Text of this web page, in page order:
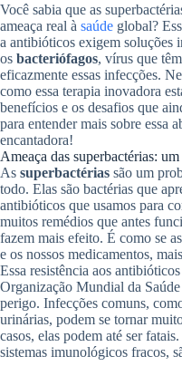
Você sabia que as
ameaça real à saúde global?
a antibióticos exigem soluções
os bacteriófagos, vírus que
eficazmente essas infecções.
como essa terapia inovadora
benefícios e os desafios que
para entender mais sobre essa
encantadora!
Ameaça das superbactérias:
As superbactérias são um
todo. Elas são bactérias que
antibióticos que usamos para
muitos remédios que antes
fazem mais efeito. É como se
e os nossos medicamentos,
Essa resistência aos
Organização Mundial da
perigo. Infecções comuns,
urinárias, podem se tornar
casos, elas podem até ser
sistemas imunológicos fracos,